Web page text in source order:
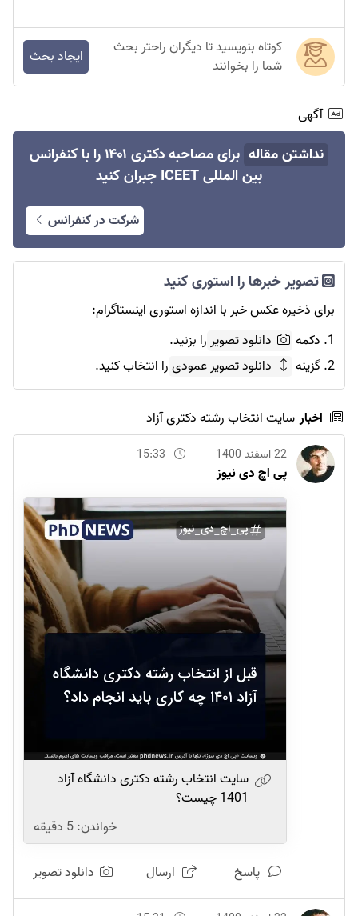
کوتاه بنویسید تا دیگران راحتر بحث
شما را بخوانند
ایجاد بحث
آگهی
نداشتن مقاله
برای مصاحبه دکتری ۱۴۰۱ را با کنفرانس
بین المللی ICEET جبران کنید
شرکت در کنفرانس
تصویر خبرها را استوری کنید
برای ذخیره عکس خبر با اندازه استوری اینستاگرام:
1. دکمه
دانلود تصویررا بزنید.
2. گزینه
دانلود تصویر عمودیرا انتخاب کنید.
اخبار سایت انتخاب رشته دکتری آزاد
22 اسفند 1400 15:33
پی اچ دی نیوز
سایت انتخاب رشته دکتری دانشگاه آزاد
1401 چیست؟
خواندن:5 دقیقه
پاسخ ارسال دانلود تصویر